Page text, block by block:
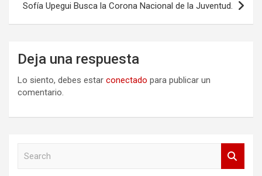
Sofía Upegui Busca la Corona Nacional de la Juventud.
Deja una respuesta
Lo siento, debes estar conectado para publicar un
comentario.